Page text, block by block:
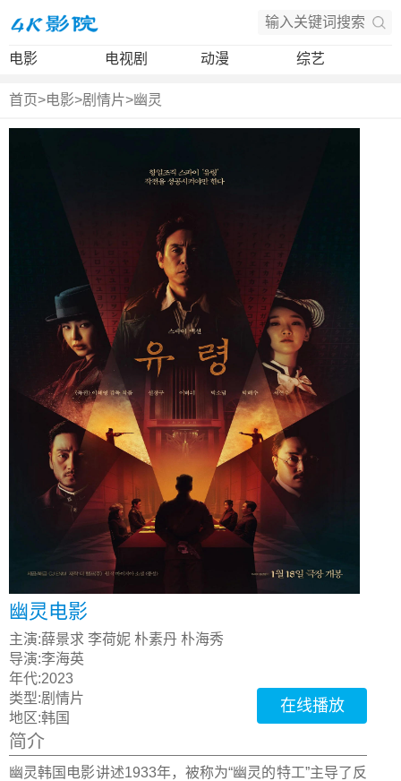
电影 电视剧 动漫 综艺
首页>电影>剧情片>幽灵
幽灵电影
主演:薛景求 李荷妮 朴素丹 朴海秀
导演:李海英
年代:2023
类型:剧情片
地区:韩国
在线播放
简介
幽灵韩国电影讲述1933年，被称为“幽灵的特工”主导了反